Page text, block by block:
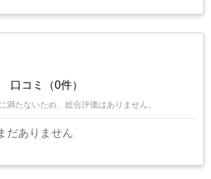
口コミ（0件）
満たないため、総合評価はありません。
だありません